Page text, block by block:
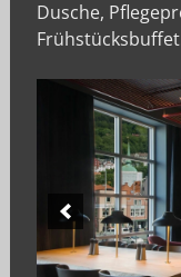
Dusche,